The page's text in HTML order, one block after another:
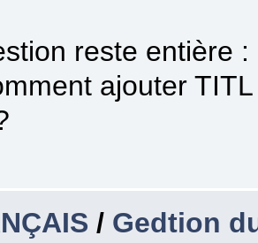
reste entière :
ajouter
/ Gedtion